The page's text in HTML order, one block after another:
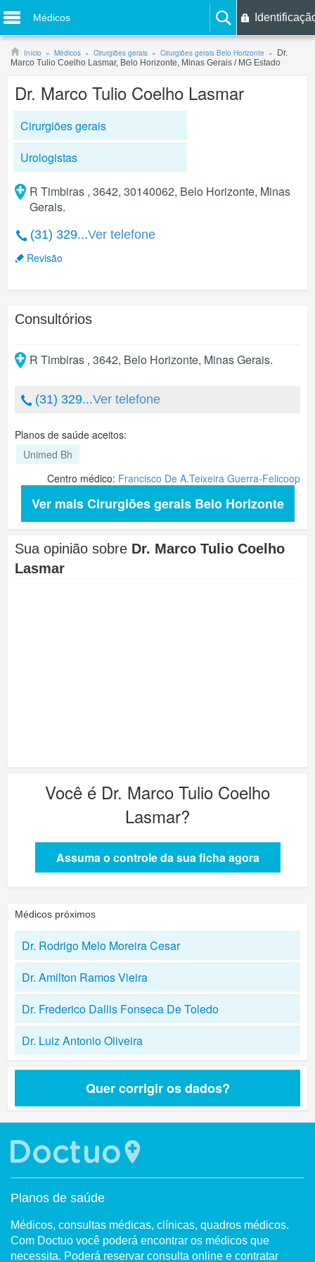
Médicos
Início Médicos Cirurgiões gerais Cirurgiões gerais Belo Horizonte
Dr.
Marco Tulio Coelho Lasmar, Belo Horizonte, Minas Gerais / MG Estado
Dr. Marco Tulio Coelho Lasmar
Cirurgiões gerais
Urologistas
R Timbiras , 3642, 30140062, Belo Horizonte, Minas
Gerais.
(31) 329...Ver telefone
Revisão
Consultórios
R Timbiras , 3642, Belo Horizonte, Minas Gerais.
(31) 329...Ver telefone
Planos de saúde aceitos:
Unimed Bh
Centro médico: Francisco De A.Teixeira Guerra-Felicoop
Ver mais Cirurgiões gerais Belo Horizonte
Sua opinião sobre Dr. Marco Tulio Coelho
Lasmar
Você é Dr. Marco Tulio Coelho
Lasmar?
Assuma o controle da sua ficha agora
Médicos próximos
Dr. Rodrigo Melo Moreira Cesar
Dr. Amilton Ramos Vieira
Dr. Frederico Dallis Fonseca De Toledo
Dr. Luiz Antonio Oliveira
Quer corrigir os dados?
Planos de saúde
Médicos, consultas médicas, clínicas, quadros médicos.
Com Doctuo você poderá encontrar os médicos que
necessita. Poderá reservar consulta online e contratar